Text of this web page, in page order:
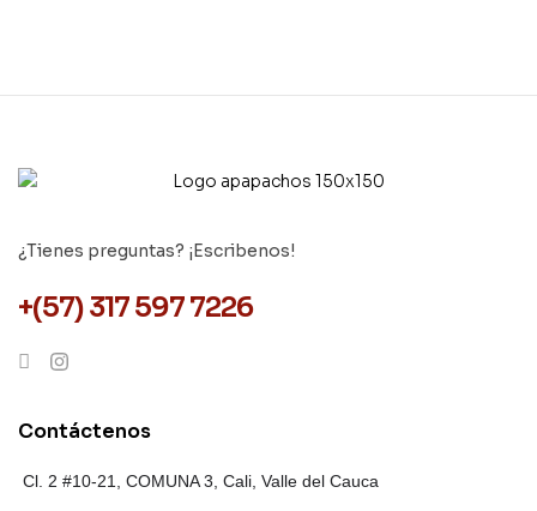
¿Tienes preguntas? ¡Escribenos!
+(57) 317 597 7226
Contáctenos
Cl. 2 #10-21, COMUNA 3, Cali, Valle del Cauca